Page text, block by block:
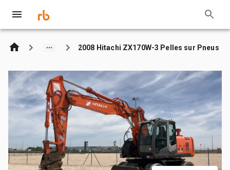
2008 Hitachi ZX170W-3 Pelles sur Pneus